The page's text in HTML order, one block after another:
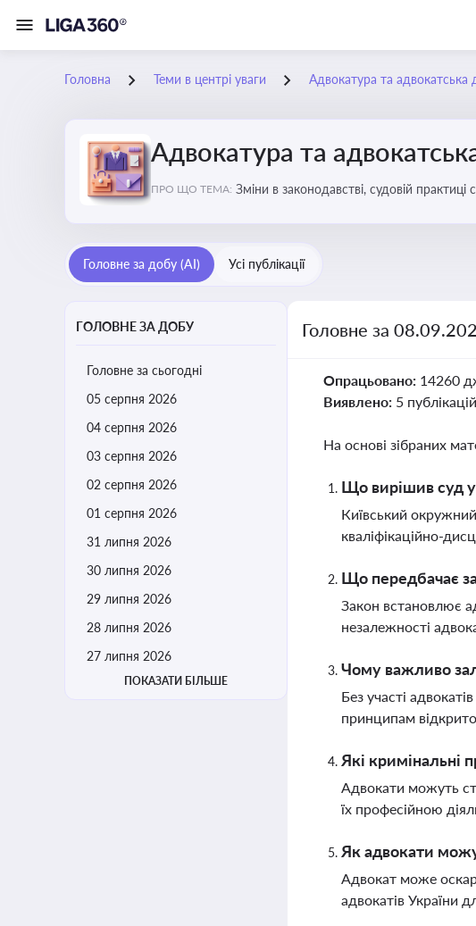
Головна Теми в центрі уваги Адвокатура та адвокатська
Адвокатура та
ПРО ЩО ТЕМА: Зміни в законодавстві, судовій
Головне за добу (AI) Усі публікації
ГОЛОВНЕ ЗА ДОБУ
Головне за сьогодні
05 серпня 2026
04 серпня 2026
03 серпня 2026
02 серпня 2026
01 серпня 2026
31 липня 2026
30 липня 2026
29 липня 2026
28 липня 2026
27 липня 2026
ПОКАЗАТИ БІЛЬШЕ
Головне за
Опрацьовано: 14260
Виявлено: 5
На основі зібраних
Що вирішив суд у
Київський
кваліфікаційно-
Що передбачає
Закон встановлює
незалежності
Чому важливо
Без участі
принципам
Які кримінальні
Адвокати можуть
їх професійною
Як адвокати
Адвокат може
адвокатів України